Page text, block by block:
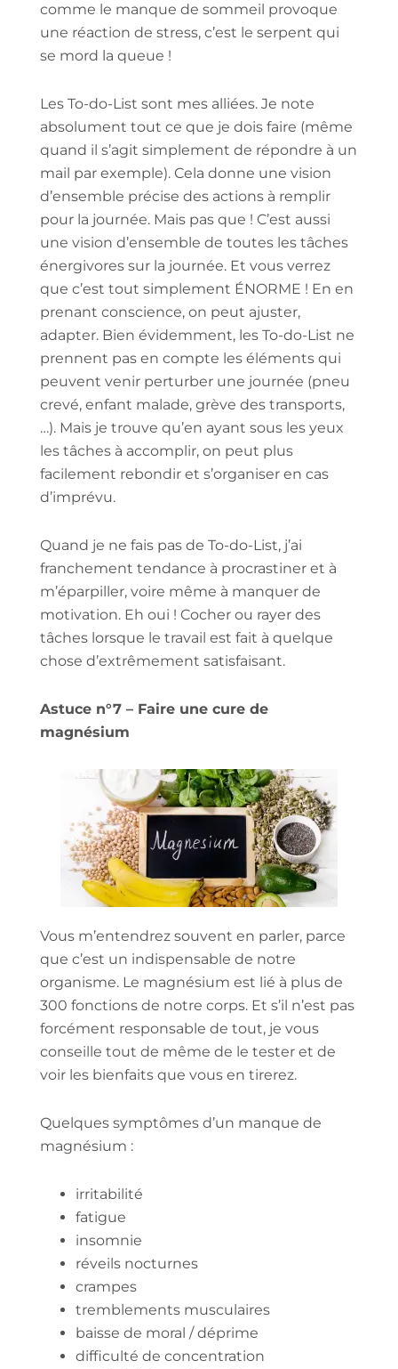
comme le manque de sommeil provoque
une réaction de stress, c’est le serpent qui
se mord la queue !
Les To-do-List sont mes alliées. Je note
absolument tout ce que je dois faire (même
quand il s’agit simplement de répondre à un
mail par exemple). Cela donne une vision
d’ensemble précise des actions à remplir
pour la journée. Mais pas que ! C’est aussi
une vision d’ensemble de toutes les tâches
énergivores sur la journée. Et vous verrez
que c’est tout simplement ÉNORME ! En en
prenant conscience, on peut ajuster,
adapter. Bien évidemment, les To-do-List ne
prennent pas en compte les éléments qui
peuvent venir perturber une journée (pneu
crevé, enfant malade, grève des transports,
…). Mais je trouve qu’en ayant sous les yeux
les tâches à accomplir, on peut plus
facilement rebondir et s’organiser en cas
d’imprévu.
Quand je ne fais pas de To-do-List, j’ai
franchement tendance à procrastiner et à
m’éparpiller, voire même à manquer de
motivation. Eh oui ! Cocher ou rayer des
tâches lorsque le travail est fait à quelque
chose d’extrêmement satisfaisant.
Astuce n°7 – Faire une cure de
magnésium
Vous m’entendrez souvent en parler, parce
que c’est un indispensable de notre
organisme. Le magnésium est lié à plus de
300 fonctions de notre corps. Et s’il n’est pas
forcément responsable de tout, je vous
conseille tout de même de le tester et de
voir les bienfaits que vous en tirerez.
Quelques symptômes d’un manque de
magnésium :
irritabilité
fatigue
insomnie
réveils nocturnes
crampes
tremblements musculaires
baisse de moral / déprime
difficulté de concentration